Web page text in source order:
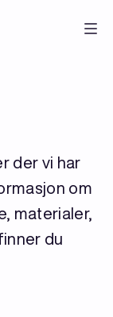
der vi har
om
materialer,
du